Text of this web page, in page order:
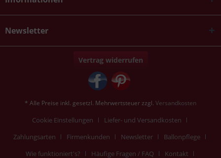
Newsletter
Vertrag widerrufen
* Alle Preise inkl. gesetzl. Mehrwertsteuer zzgl. Versandkosten
Cookie Einstellungen
Liefer- und Versandkosten
Zahlungsarten
Firmenkunden Newsletter
Ballonpflege
Wie funktioniert's?
Häufige Fragen / FAQ Kontakt